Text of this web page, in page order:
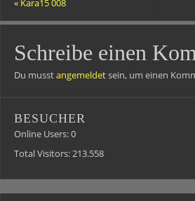
«Kara15 008
Schreibe einen
Du musstangemeldetsein, um einen
BESUCHER
Online Users:0
Total Visitors:213.558